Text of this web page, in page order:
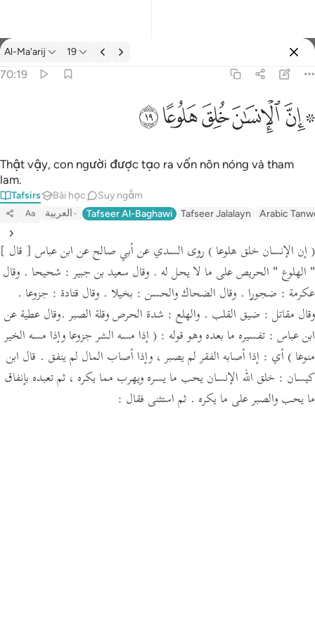
Tafsir: Al-Ma'arij 70:19
Al-Ma'arij 19
70:19
ﱪ ﱫﱬﱭﱮﱯ
Thật vậy, con người được tạo ra vốn nôn nóng và tham
lam.
Tafsirs Bài học Suy ngẫm
Aa العربية Tafseer Al-Baghawi Tafseer Jalalayn Arabic
( إن الإنسان خلق هلوعا ) روى السدي عن أبي صالح عن ابن عباس [ قال ]
" الهلوع " الحريص على ما لا يحل له . وقال سعيد بن جبير : شحيحا . وقال
عكرمة : ضجورا . وقال الضحاك والحسن : بخيلا . وقال قتادة : جزوعا .
وقال مقاتل : ضيق القلب . والهلع : شدة الحرص وقلة الصبر .وقال عطية عن
ابن عباس : تفسيره ما بعده وهو قوله : ( إذا مسه الشر جزوعا وإذا مسه الخير
منوعا ) أي : إذا أصابه الفقر لم يصبر ، وإذا أصاب المال لم ينفق . قال ابن
كيسان : خلق الله الإنسان يحب ما يسره ويهرب مما يكره ، ثم تعبده بإنفاق
ما يحب والصبر على ما يكره . ثم استثنى فقال :